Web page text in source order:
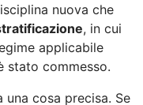
nuova che
, in cui
applicabile
stato commesso.
cosa precisa. Se